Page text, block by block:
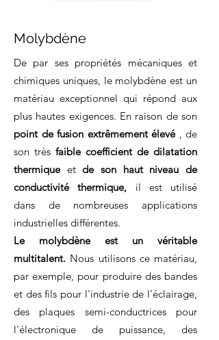
Molybdène
De par ses propriétés mécaniques et
chimiques uniques, le molybdène est un
matériau exceptionnel qui répond aux
plus hautes exigences. En raison de son
point de fusion extrêmement élevé, de
son très faible coefficient de dilatation
thermiqueetde son haut niveau de
conductivité thermique, il est utilisé
dans de nombreuses applications
industrielles différentes.
Le molybdène est un véritable
multitalent. Nous utilisons ce matériau,
par exemple, pour produire des bandes
et des fils pour l'industrie de l'éclairage,
des plaques semi-conductrices pour
l'électronique de puissance, des